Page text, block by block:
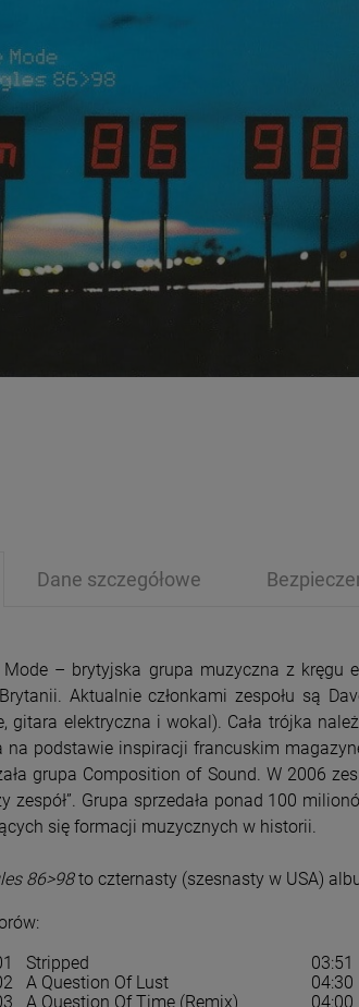
-15%
PRZECENA
Dane szczegółowe
Mode – brytyjska grupa muzyczna z kręgu
Aktualnie członkami zespołu są
gitara elektryczna i wokal). Cała trójka
na podstawie inspiracji francuskim
grupa Composition of Sound. W 2006
zespół”. Grupa sprzedała ponad 100
się formacji muzycznych w historii.
86>98to czternasty (szesnasty w USA)
Stripped
03:51
A Question Of Lust
04:30
A Question Of Time (Remix)
04:00